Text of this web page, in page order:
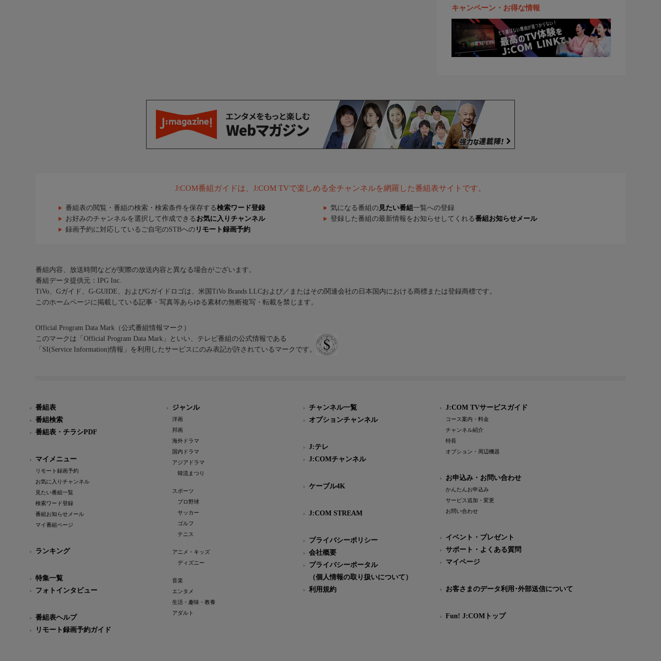
キャンペーン・お得な情報
J:COM番組ガイドは、J:COM TVで楽しめる全チャンネルを網羅した番組表サイトです。
番組表の閲覧・番組の検索・検索条件を保存する検索ワード登録 気になる番組の 見たい番組 一覧への登録
お好みのチャンネルを選択して作成できる お気に入りチャンネル 登録した番組の最新情報をお知らせしてくれる番組お知らせメール
録画予約に対応しているご自宅のSTBへの リモート録画予約
番組内容、放送時間などが実際の放送内容と異なる場合がございます。
番組データ提供元：IPG Inc.
TiVo、Gガイド、G-GUIDE、およびGガイドロゴは、米国TiVo Brands LLCおよび／またはその関連会社の日本国内における商標または登録商標です。
このホームページに掲載している記事・写真等あらゆる素材の無断複写・転載を禁じます。
Official Program Data Mark（公式番組情報マーク）
このマークは「Official Program Data Mark」といい、テレビ番組の公式情報である
「SI(Service Information)情報」を利用したサービスにのみ表記が許されているマークです。
番組表
番組検索
番組表・チラシPDF
マイメニュー
リモート録画予約
お気に入りチャンネル
見たい番組一覧
検索ワード登録
番組お知らせメール
マイ番組ページ
ランキング
特集一覧
フォトインタビュー
番組表ヘルプ
リモート録画予約ガイド
ジャンル
洋画
邦画
海外ドラマ
国内ドラマ
アジアドラマ
韓流まつり
スポーツ
プロ野球
サッカー
ゴルフ
テニス
アニメ・キッズ
ディズニー
音楽
エンタメ
生活・趣味・教養
アダルト
チャンネル一覧
オプションチャンネル
J:テレ
J:COMチャンネル
ケーブル4K
J:COM STREAM
プライバシーポリシー
会社概要
プライバシーポータル
（個人情報の取り扱いについて）
利用規約
J:COM TVサービスガイド
コース案内・料金
チャンネル紹介
特長
オプション・周辺機器
お申込み・お問い合わせ
かんたんお申込み
サービス追加・変更
お問い合わせ
イベント・プレゼント
サポート・よくある質問
マイページ
お客さまのデータ利用･外部送信について
Fun! J:COMトップ